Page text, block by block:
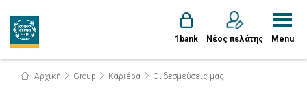
1bank Νέος πελάτης Menu
Αρχική Group Καριέρα Οι δεσμεύσεις μας